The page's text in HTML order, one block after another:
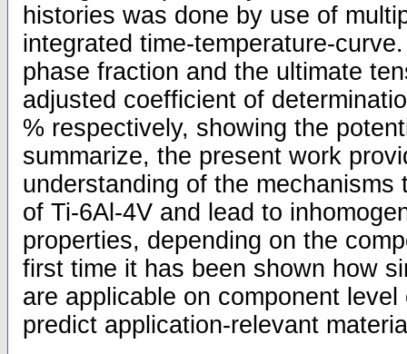
histories was done by use of
integrated time-temperature-
phase fraction and the ultimate
adjusted coefficient of
% respectively, showing the
summarize, the present work
understanding of the mechanisms
of Ti-6Al-4V and lead to
properties, depending on the
first time it has been shown how
are applicable on component
predict application-relevant